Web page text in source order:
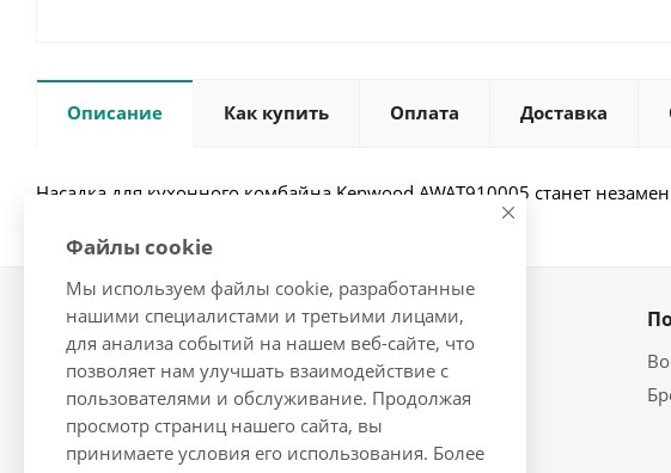
Описание Как купить Оплата Доставка
Насадка для кухонного комбайна Kenwood AWAT910005 станет
Компания
О компании
Новости
Политика
Реквизиты
Информация
Условия оплаты
Условия доставки
Гарантия на товар
Помощь
Файлы cookie
Мы используем файлы cookie, разработанные
нашими специалистами и третьими лицами,
для анализа событий на нашем веб-сайте, что
позволяет нам улучшать взаимодействие с
пользователями и обслуживание. Продолжая
просмотр страниц нашего сайта, вы
принимаете условия его использования. Более